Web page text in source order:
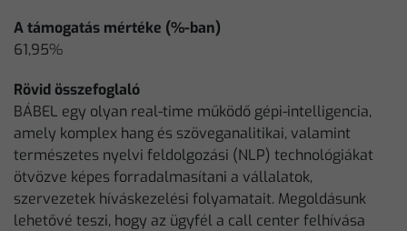
A támogatás mértéke (%-ban)
61,95%
Rövid összefoglaló
BÁBEL egy olyan real-time működő gépi-intelligencia,
amely komplex hang és szöveganalitikai, valamint
természetes nyelvi feldolgozási (NLP) technológiákat
ötvözve képes forradalmasítani a vállalatok,
szervezetek híváskezelési folyamatait. Megoldásunk
lehetővé teszi, hogy az ügyfél a call center felhívása